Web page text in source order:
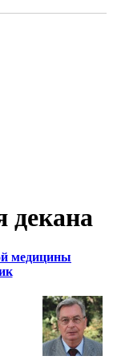
декана
медицины